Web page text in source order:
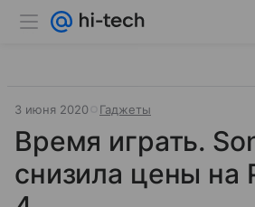
3 июня 2020 Гаджеты
Время играть.
снизила цены на